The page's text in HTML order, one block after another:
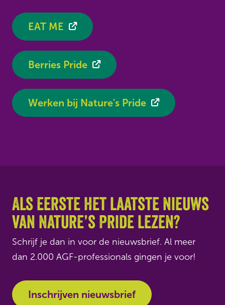
EAT ME
Berries Pride
Werken bij Nature's Pride
Als eerste het laatste nieuws
van Nature’s Pride lezen?
Schrijf je dan in voor de nieuwsbrief. Al meer
dan 2.000 AGF-professionals gingen je voor!
Inschrijven nieuwsbrief